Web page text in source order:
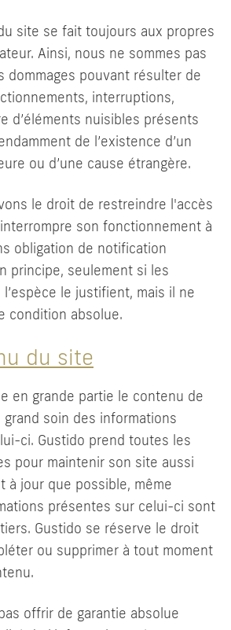
site se fait toujours aux propres
Ainsi, nous ne sommes pas
dommages pouvant résulter de
interruptions,
d’éléments nuisibles présents
de l’existence d’un
ou d’une cause étrangère.
le droit de restreindre l'accès
son fonctionnement à
obligation de notification
principe, seulement si les
le justifient, mais il ne
condition absolue.
du site
en grande partie le contenu de
soin des informations
ci. Gustido prend toutes les
pour maintenir son site aussi
à jour que possible, même
présentes sur celui-ci sont
Gustido se réserve le droit
ou supprimer à tout moment
offrir de garantie absolue